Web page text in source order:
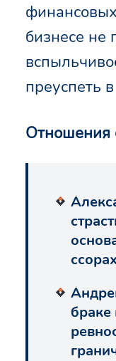
бизнесе не
преуспеть
Отношения
браке